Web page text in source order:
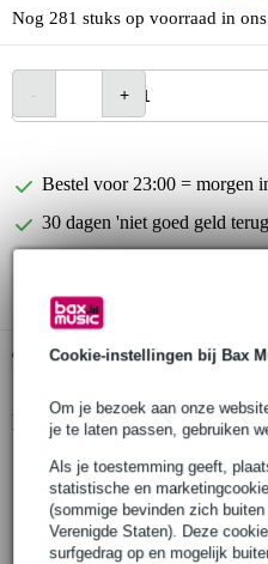
Cookie-instellingen bij Bax
Om je bezoek aan onze
je te laten passen, gebruiken
Als je toestemming geeft,
statistische en
(sommige bevinden zich
Verenigde Staten). Deze
surfgedrag op en mogelijk
Nog 281 stuks op voorraad in
Bestel voor 23:00 = morgen
30 dagen 'niet goed geld
Gratis ophalen in de winkel
Productinformatie
oorkussens (set van 2)
reserve onderdeel
ter vervanging van de
hoofdtelefoon